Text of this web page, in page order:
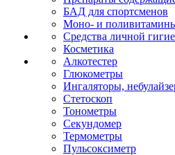
БАД для спортсменов
Моно- и
Средства личной
Косметика
Алкотестер
Глюкометры
Ингаляторы,
Стетоскоп
Тонометры
Секундомер
Термометры
Пульсоксиметр